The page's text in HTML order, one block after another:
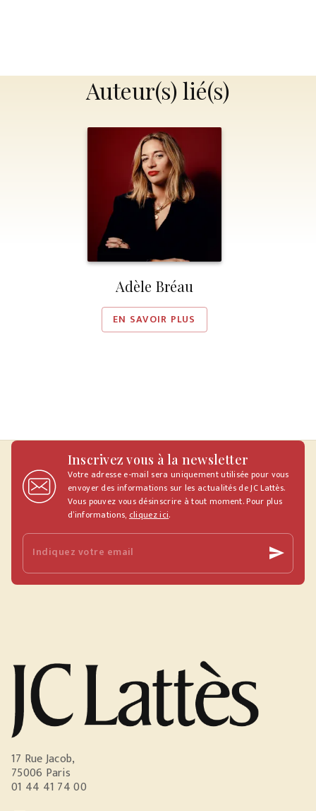
Auteur(s) lié(s)
Adèle Bréau
EN SAVOIR PLUS
Inscrivez vous à la newsletter
Votre adresse e-mail sera uniquement utilisée pour vous
envoyer des informations sur les actualités de JC Lattès.
Vous pouvez vous désinscrire à tout moment. Pour plus
d’informations, cliquez ici.
Indiquez votre email send
17 Rue Jacob,
75006 Paris
01 44 41 74 00